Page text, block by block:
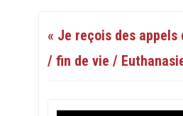
« Je reçois des appels
/ fin de vie /